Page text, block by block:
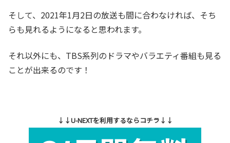
そして、2021年1月2日の放送も間に合わなければ、そち
らも見れるようになると思われます。
それ以外にも、TBS系列のドラマやバラエティ番組も見る
ことが出来るのです！
↓↓U-NEXTを利用するならコチラ↓↓